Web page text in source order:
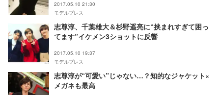
2017.05.10 21:30
モデルプレス
志尊淳、千葉雄大＆杉野遥亮に“挟まれすぎて困っ
てます”イケメン3ショットに反響
2017.05.10 19:37
モデルプレス
志尊淳が“可愛い”じゃない…？知的なジャケット×
メガネも最高